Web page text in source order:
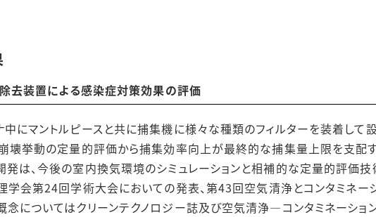
去装置による感染症対策効果の評価
中にマントルピースと共に捕集機に様々な種類のフィルターを装着し
崩壊挙動の定量的評価から捕集効率向上が最終的な捕集量上限を支配
発は、今後の室内換気環境のシミュレーションと相補的な定量的評価
学会第24回学術大会においての発表、第43回空気清浄とコンタミネー
念についてはクリーンテクノロジー誌及び空気清浄―コンタミネーショ